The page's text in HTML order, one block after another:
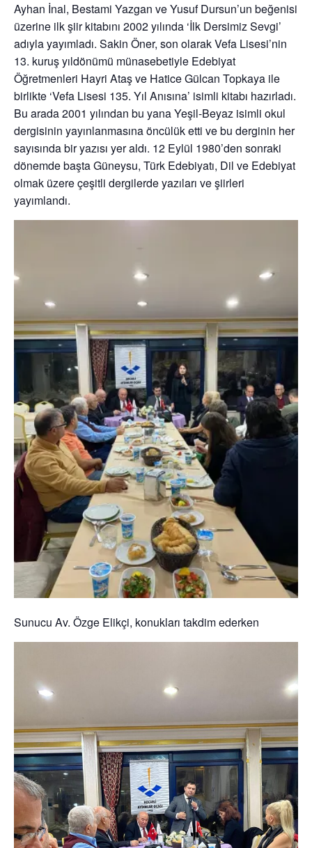
Ayhan İnal, Bestami Yazgan ve Yusuf Dursun’un beğenisi
üzerine ilk şiir kitabını 2002 yılında ‘İlk Dersimiz Sevgi’
adıyla yayımladı. Sakin Öner, son olarak Vefa Lisesi’nin
13. kuruş yıldönümü münasebetiyle Edebiyat
Öğretmenleri Hayri Ataş ve Hatice Gülcan Topkaya ile
birlikte ‘Vefa Lisesi 135. Yıl Anısına’ isimli kitabı hazırladı.
Bu arada 2001 yılından bu yana Yeşil-Beyaz isimli okul
dergisinin yayınlanmasına öncülük etti ve bu derginin her
sayısında bir yazısı yer aldı. 12 Eylül 1980’den sonraki
dönemde başta Güneysu, Türk Edebiyatı, Dil ve Edebiyat
olmak üzere çeşitli dergilerde yazıları ve şiirleri
yayımlandı.
Sunucu Av. Özge Elikçi, konukları takdim ederken